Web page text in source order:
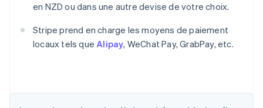
en NZD ou dans une autre devise de votre choix.
Stripe prend en charge les moyens de paiement
locaux tels queAlipay, WeChat Pay, GrabPay, etc.